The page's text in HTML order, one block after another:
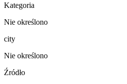
Kategoria
Nie określono
city
Nie określono
Źródło